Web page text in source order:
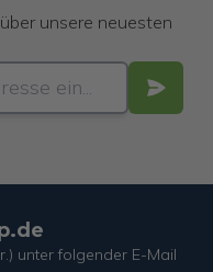
unsere neuesten
unter folgender E-Mail